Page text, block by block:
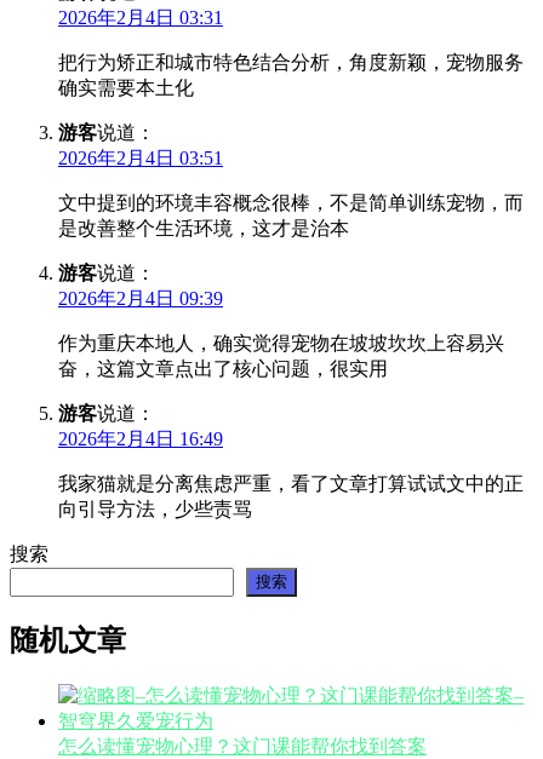
2026年2月4日 03:31
把行为矫正和城市特色结合分析，角度新颖，宠物服务
确实需要本土化
游客说道：
2026年2月4日 03:51
文中提到的环境丰容概念很棒，不是简单训练宠物，而
是改善整个生活环境，这才是治本
游客说道：
2026年2月4日 09:39
作为重庆本地人，确实觉得宠物在坡坡坎坎上容易兴
奋，这篇文章点出了核心问题，很实用
游客说道：
2026年2月4日 16:49
我家猫就是分离焦虑严重，看了文章打算试试文中的正
向引导方法，少些责骂
搜索
搜索
随机文章
怎么读懂宠物心理？这门课能帮你找到答案